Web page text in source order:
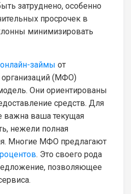
затруднено, особенно
просрочек в
минимизировать
онлайн-займы от
(МФО)
Они ориентированы
средств. Для
важна ваша текущая
нежели полная
Многие МФО предлагают
. Это своего рода
позволяющее